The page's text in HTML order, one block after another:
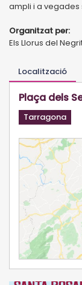
ampli i a
Organitzat per:
Els Llorus del
Localització
Plaça dels
Tarragona